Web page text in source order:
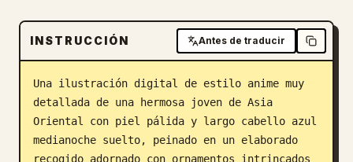
INSTRUCCIÓN Antes de traducir
Una ilustración digital de estilo anime muy
detallada de una hermosa joven de Asia
Oriental con piel pálida y largo cabello azul
medianoche suelto, peinado en un elaborado
recogido adornado con ornamentos intrincados